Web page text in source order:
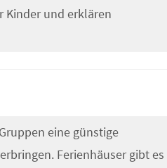
Kinder und erklären
eine günstige
Ferienhäuser gibt es